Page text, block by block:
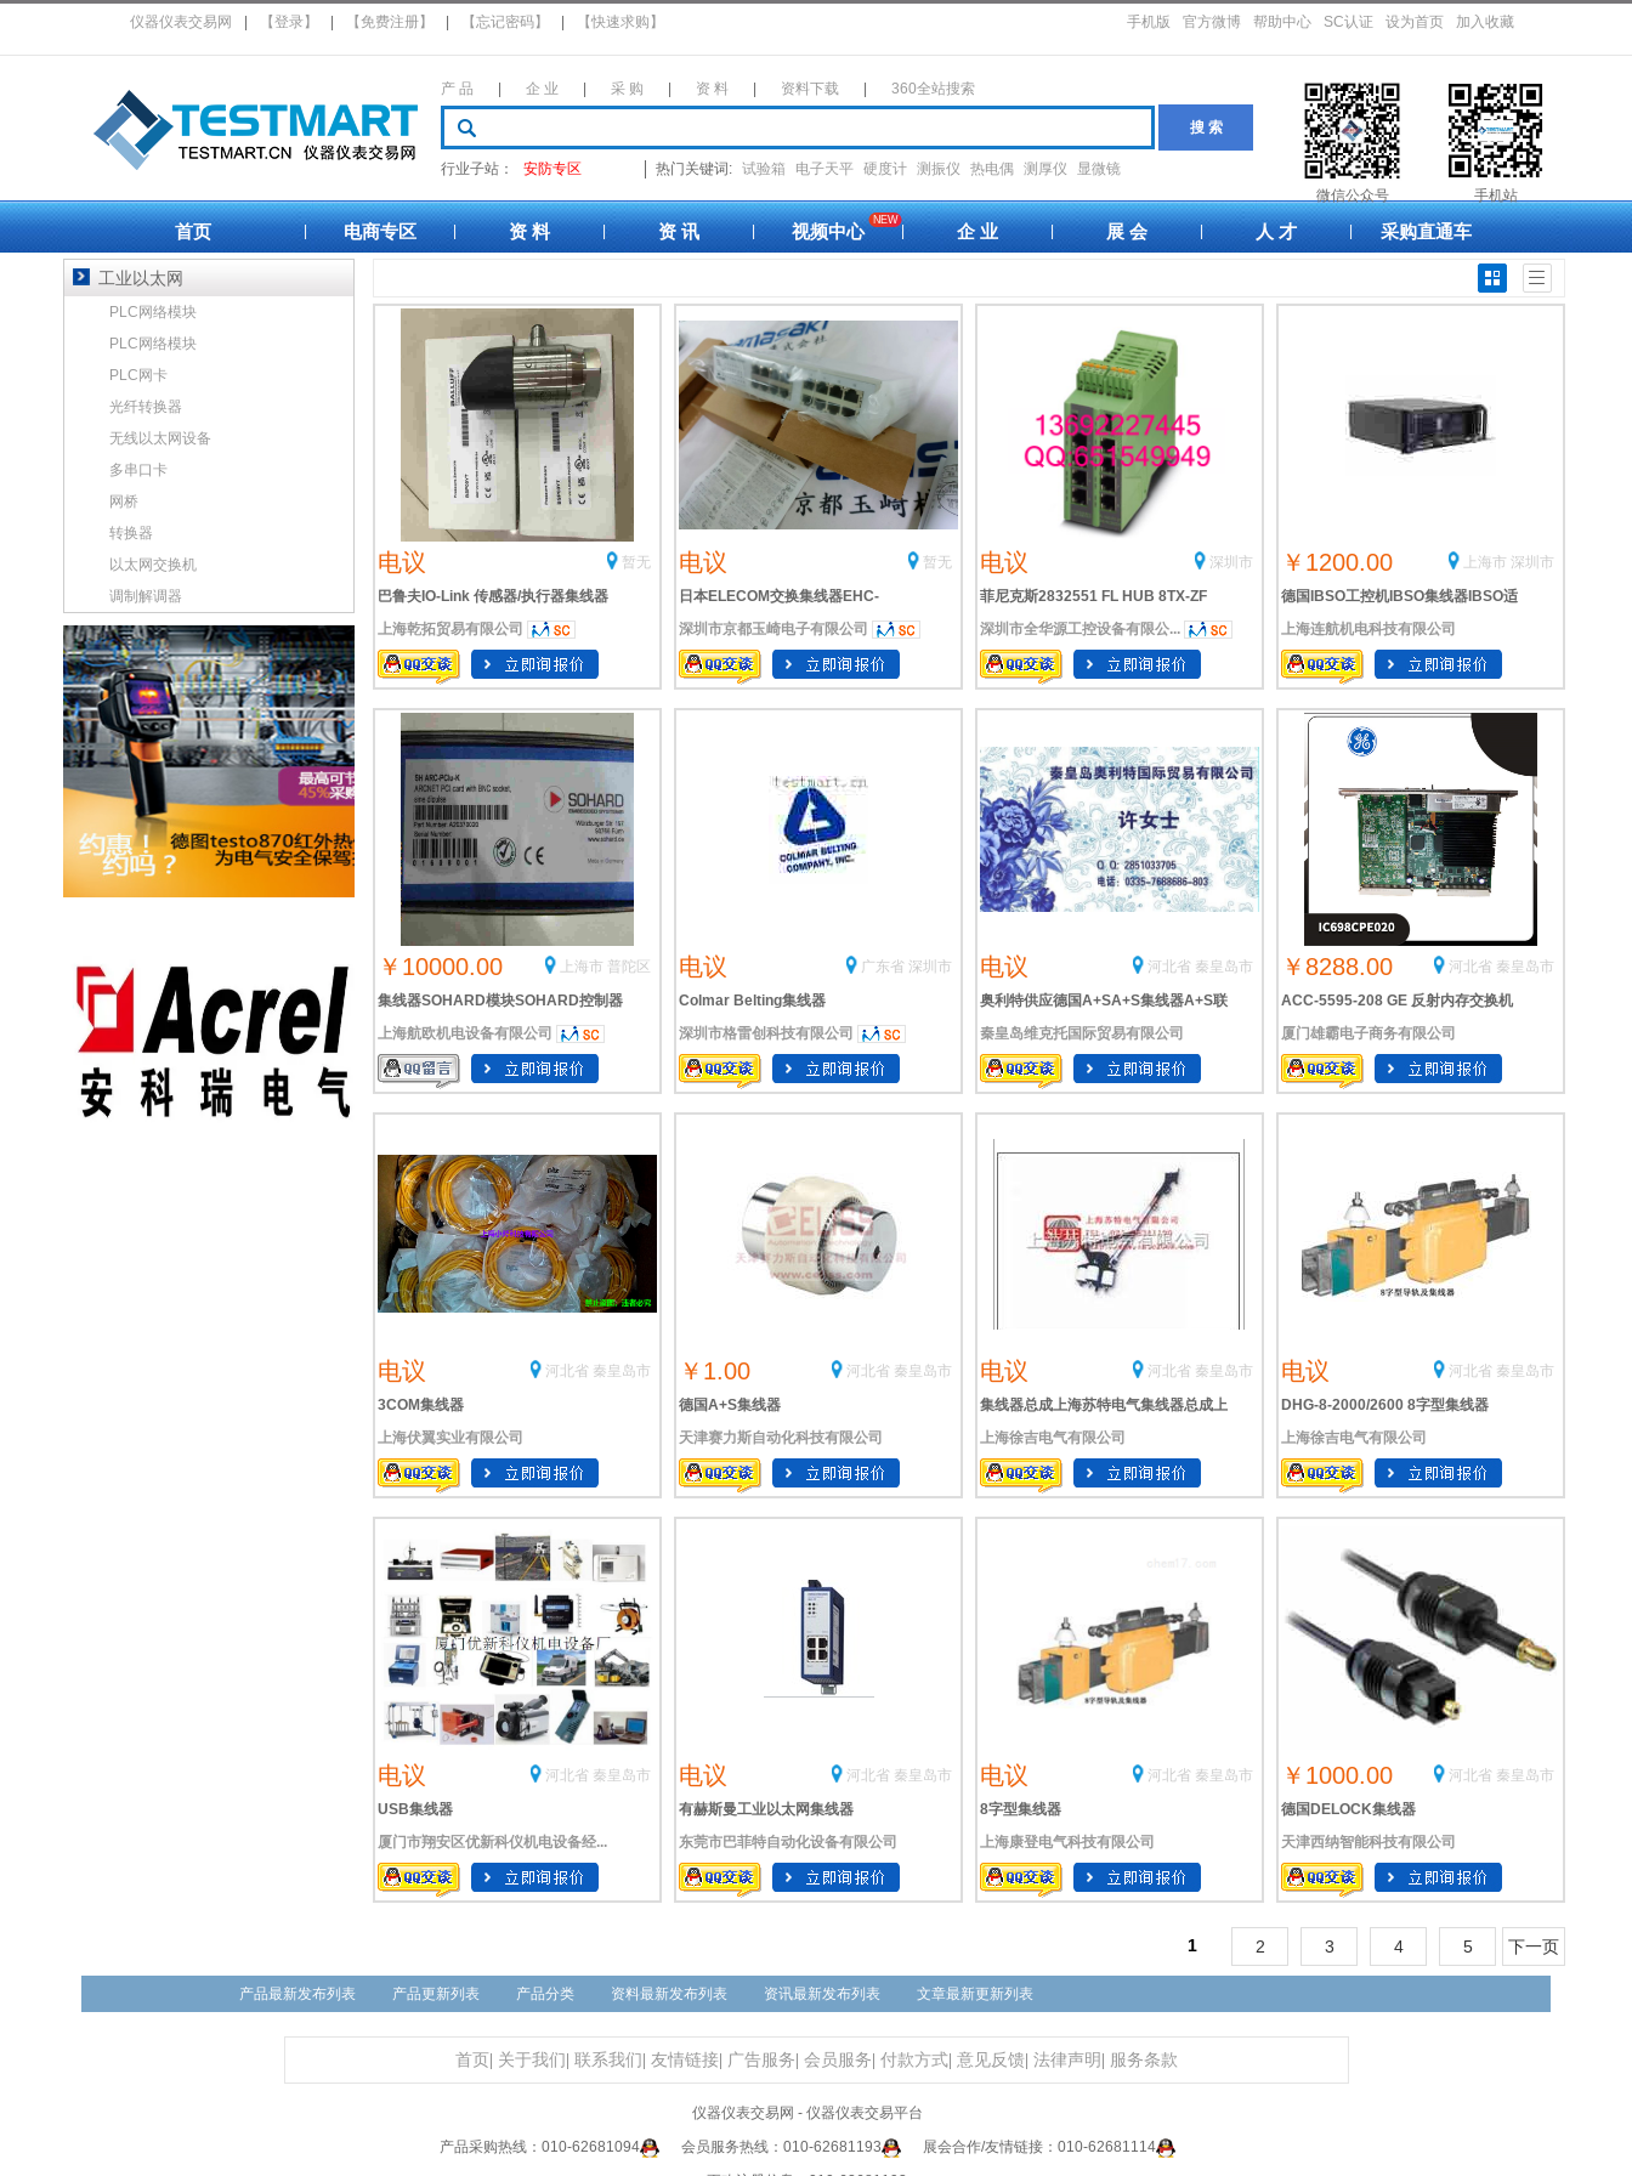
仪器仪表交易网 【登录】 【免费注册】 【忘记密码】 【快速求购】 手机版 官方微博 帮助中心 SC认证 设为首页 加入收藏
产 品 企 业 采 购 资 料 资料下载 360全站搜索
行业子站： 安防专区 热门关键词: 试验箱 电子天平 硬度计 测振仪 热电偶 测厚仪
显微镜
微信公众号
手机站
首页 电商专区 资 料 资 讯
NEW
视频中心 企 业 展 会 人 才 采购直通车
电议
暂无
巴鲁夫IO-Link 传感器/执行器集线器
BNI0090
上海乾拓贸易有限公司
电议
暂无
日本ELECOM交换集线器EHC-
G16MN-HJW
深圳市京都玉崎电子有限公司
电议
深圳市
菲尼克斯2832551 FL HUB 8TX-ZF
DIN导轨安装式以太网集线器
深圳市全华源工控设备有限公...
￥1200.00
上海市 深圳市
德国IBSO工控机IBSO集线器IBSO适
配器
上海连航机电科技有限公司
￥10000.00
上海市 普陀区
集线器SOHARD模块SOHARD控制器
上海航欧机电设备有限公司
电议
广东省 深圳市
Colmar Belting集线器
深圳市格雷创科技有限公司
电议
河北省 秦皇岛市
奥利特供应德国A+SA+S集线器A+S联
轴器
秦皇岛维克托国际贸易有限公司
￥8288.00
河北省 秦皇岛市
ACC-5595-208 GE 反射内存交换机
集线器组件
厦门雄霸电子商务有限公司
电议
河北省 秦皇岛市
3COM集线器
3COMSWITCH11OO12RJ45PORTS
上海伏翼实业有限公司
￥1.00
河北省 秦皇岛市
德国A+S集线器
天津赛力斯自动化科技有限公司
电议
河北省 秦皇岛市
集线器总成上海苏特电气集线器总成上
海苏特电气
上海徐吉电气有限公司
电议
河北省 秦皇岛市
DHG-8-2000/2600 8字型集线器
上海徐吉电气有限公司
电议
河北省 秦皇岛市
USB集线器
厦门市翔安区优新科仪机电设备经...
电议
河北省 秦皇岛市
有赫斯曼工业以太网集线器
东莞市巴菲特自动化设备有限公司
电议
河北省 秦皇岛市
8字型集线器
上海康登电气科技有限公司
￥1000.00
河北省 秦皇岛市
德国DELOCK集线器
天津西纳智能科技有限公司
1 2 3 4 5 下一页
工业以太网
PLC网络模块
PLC网络模块
PLC网卡
光纤转换器
无线以太网设备
多串口卡
网桥
转换器
以太网交换机
调制解调器
产品最新发布列表 产品更新列表 产品分类 资料最新发布列表 资讯最新发布列表 文章最新更新列表
首页 关于我们 联系我们 友情链接| 广告服务 会员服务 付款方式| 意见反馈| 法律声明 服务条款
仪器仪表交易网 - 仪器仪表交易平台
产品采购热线：010-62681094
会员服务热线：010-62681193
展会合作/友情链接：010-62681114